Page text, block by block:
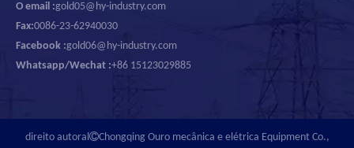
O email :gold05@hy-industry.com
Fax:0086-23-62940030
Facebook :gold06@hy-industry.com
Whatsapp/Wechat :+86 15123029885
direito autoralChongqing Ouro mecânica e elétrica Equipment Co.,